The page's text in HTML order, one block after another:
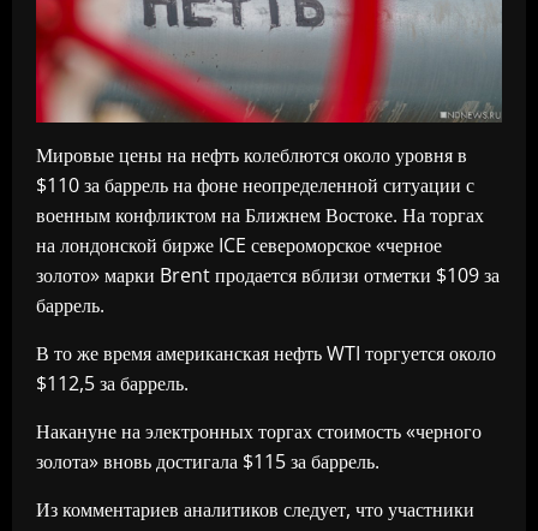
Мировые цены на нефть колеблются около уровня в
$110 за баррель на фоне неопределенной ситуации с
военным конфликтом на Ближнем Востоке. На торгах
на лондонской бирже ICE североморское «черное
золото» марки Brent продается вблизи отметки $109 за
баррель.
В то же время американская нефть WTI торгуется около
$112,5 за баррель.
Накануне на электронных торгах стоимость «черного
золота» вновь достигала $115 за баррель.
Из комментариев аналитиков следует, что участники